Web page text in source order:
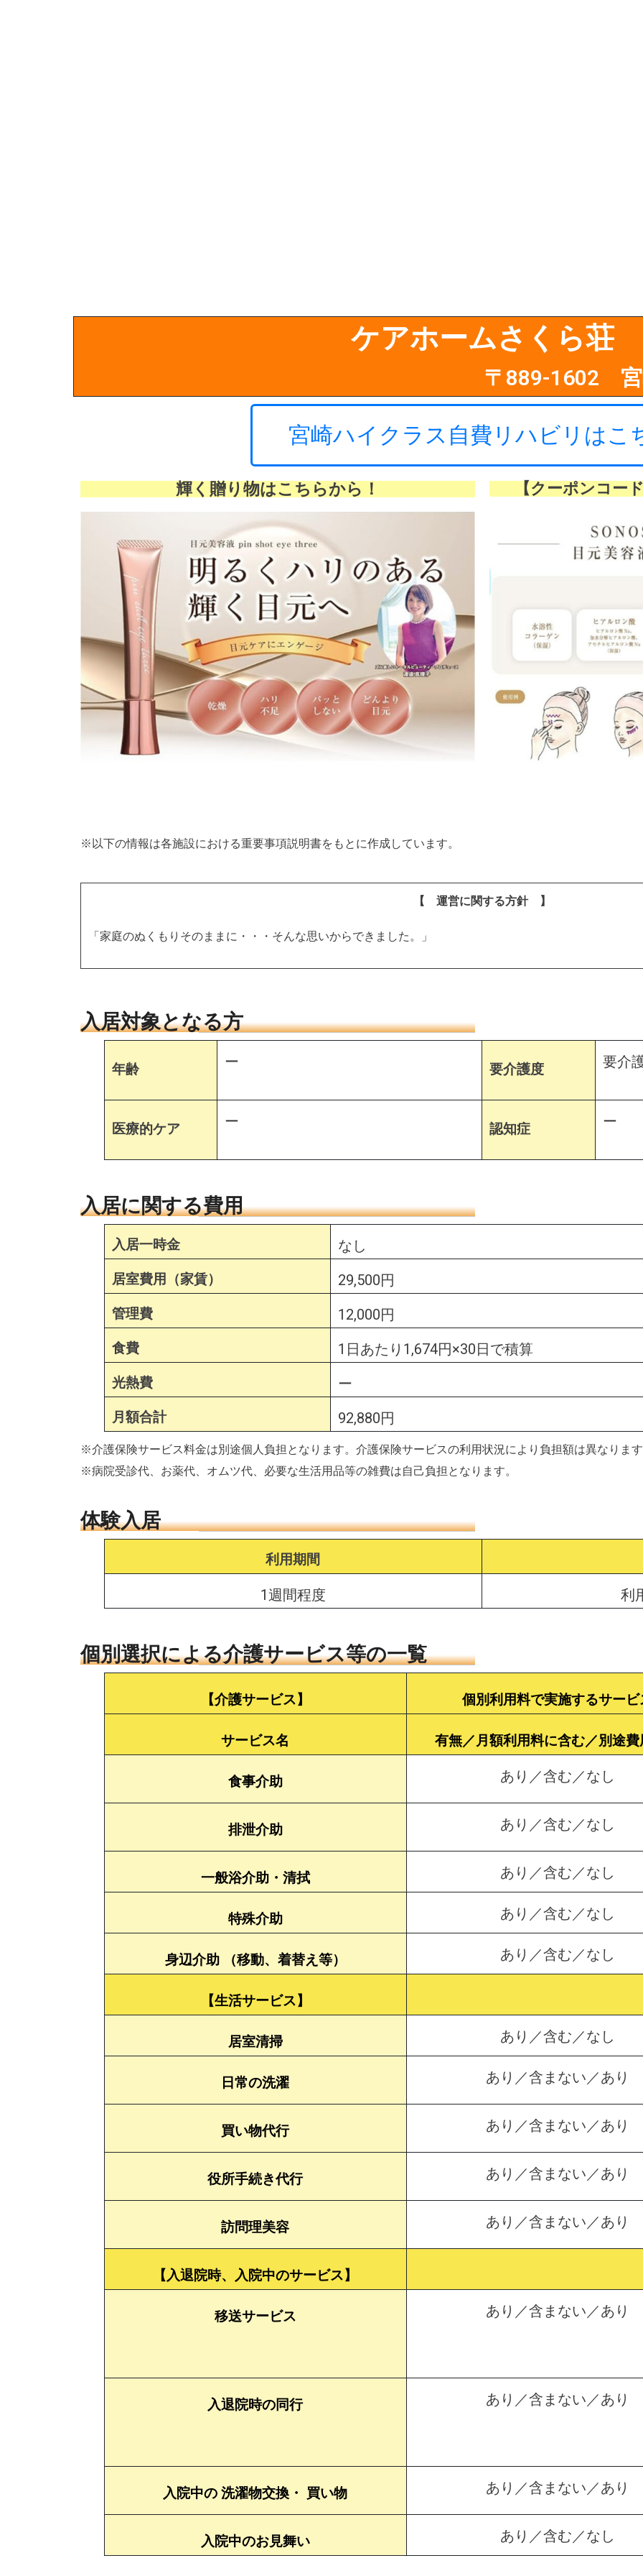
ケアホームさくら荘
〒889-1602 宮
宮崎ハイクラス自費リハビリはこ
輝く贈り物はこちらから！ 【クーポンコー
※以下の情報は各施設における重要事項説明書をもとに作成しています。
【 運営に関する方針 】
「家庭のぬくもりそのままに・・・そんな思いからできました。」
入居対象となる方
年齢 ー 要介護度 要介
医療的ケア ー 認知症 ー
入居に関する費用
入居一時金 なし
居室費用（家賃） 29,500円
管理費 12,000円
食費 1日あたり1,674円×30日で積算
光熱費 ー
月額合計 92,880円
※介護保険サービス料金は別途個人負担となります。介護保険サービスの利用状況により負担額は異なります
※病院受診代、お薬代、オムツ代、必要な生活用品等の雑費は自己負担となります。
体験入居
利用期間
1週間程度 利
個別選択による介護サービス等の一覧
【介護サービス】 個別利用料で実施するサービ
サービス名 有無／月額利用料に含む／別途費
食事介助 あり／含む／なし
排泄介助 あり／含む／なし
一般浴介助・清拭 あり／含む／なし
特殊介助 あり／含む／なし
身辺介助 （移動、着替え等） あり／含む／なし
【生活サービス】
居室清掃 あり／含む／なし
日常の洗濯 あり／含まない／あり
買い物代行 あり／含まない／あり
役所手続き代行 あり／含まない／あり
訪問理美容 あり／含まない／あり
【入退院時、入院中のサービス】
移送サービス あり／含まない／あり
入退院時の同行 あり／含まない／あり
入院中の 洗濯物交換・ 買い物 あり／含まない／あり
入院中のお見舞い あり／含む／なし